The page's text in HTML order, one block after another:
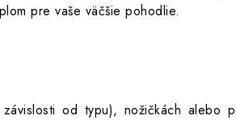
pre vaše väčšie pohodlie.
od typu), nožičkách alebo